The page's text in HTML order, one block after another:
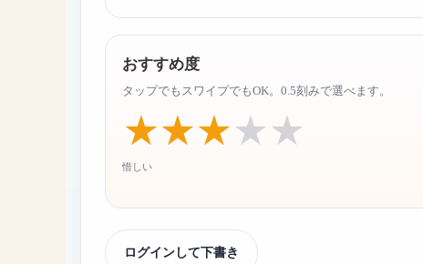
おすすめ度
タップでもスワイプでもOK。0.5刻みで選べます。
惜しい
ログインして下書き